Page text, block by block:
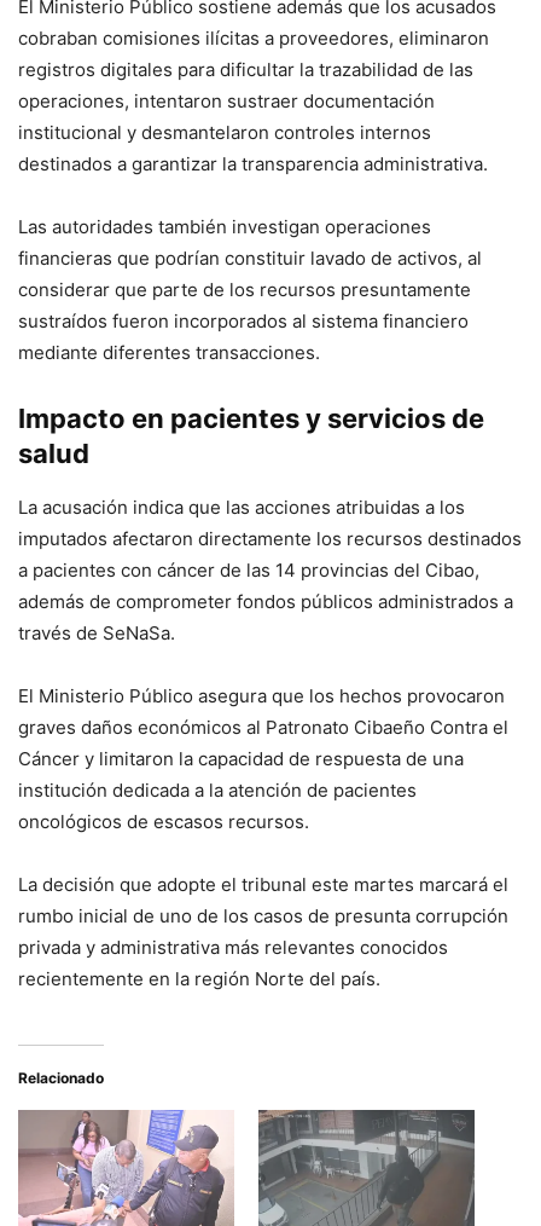
El Ministerio Público sostiene además que los acusados
cobraban comisiones ilícitas a proveedores, eliminaron
registros digitales para dificultar la trazabilidad de las
operaciones, intentaron sustraer documentación
institucional y desmantelaron controles internos
destinados a garantizar la transparencia administrativa.
Las autoridades también investigan operaciones
financieras que podrían constituir lavado de activos, al
considerar que parte de los recursos presuntamente
sustraídos fueron incorporados al sistema financiero
mediante diferentes transacciones.
Impacto en pacientes y servicios de
salud
La acusación indica que las acciones atribuidas a los
imputados afectaron directamente los recursos destinados
a pacientes con cáncer de las 14 provincias del Cibao,
además de comprometer fondos públicos administrados a
través de SeNaSa.
El Ministerio Público asegura que los hechos provocaron
graves daños económicos al Patronato Cibaeño Contra el
Cáncer y limitaron la capacidad de respuesta de una
institución dedicada a la atención de pacientes
oncológicos de escasos recursos.
La decisión que adopte el tribunal este martes marcará el
rumbo inicial de uno de los casos de presunta corrupción
privada y administrativa más relevantes conocidos
recientemente en la región Norte del país.
Relacionado